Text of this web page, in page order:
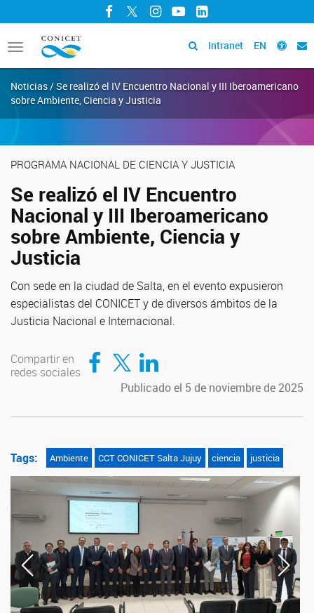
Facebook
TwitterInstagram
YouTubeLinkedIn
Toggle
navigation
Intranet EN
Noticias / Se realizó el IV Encuentro Nacional y III Iberoamericano
sobre Ambiente, Ciencia y Justicia
PROGRAMA NACIONAL DE CIENCIA Y JUSTICIA
Se realizó el IV Encuentro
Nacional y III Iberoamericano
sobre Ambiente, Ciencia y
Justicia
Con sede en la ciudad de Salta, en el evento expusieron
especialistas del CONICET y de diversos ámbitos de la
Justicia Nacional e Internacional.
Compartir en
redes sociales
Compartir en Facebook
Compartir en TwitterCompartir en LinkedIn
Publicado el 5 de noviembre de 2025
Tags: Ambiente CCT CONICET Salta Jujuy ciencia justicia